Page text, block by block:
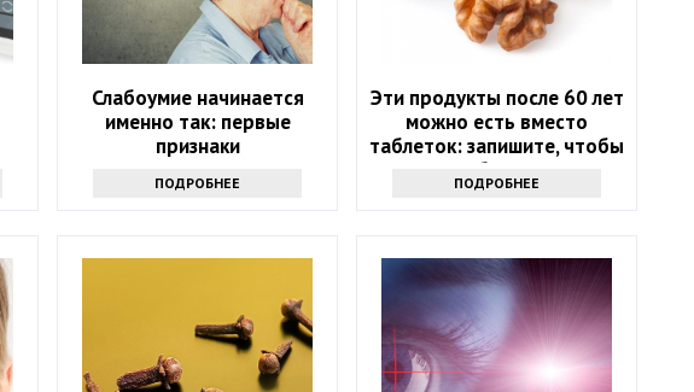
Слабоумие начинается
именно так: первые
признаки
ПОДРОБНЕЕ
Эти продукты после 60 лет
можно есть вместо
таблеток: запишите, чтобы
не болеть
ПОДРОБНЕЕ